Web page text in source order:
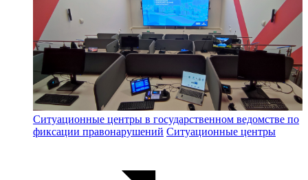
Ситуационные центры в государственном ведомстве по
фиксации правонарушений Ситуационные центры